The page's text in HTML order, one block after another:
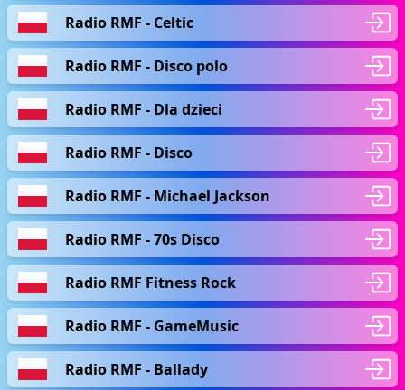
Radio RMF - Celtic
Radio RMF - Disco polo
Radio RMF - Dla dzieci
Radio RMF - Disco
Radio RMF - Michael Jackson
Radio RMF - 70s Disco
Radio RMF Fitness Rock
Radio RMF - GameMusic
Radio RMF - Ballady